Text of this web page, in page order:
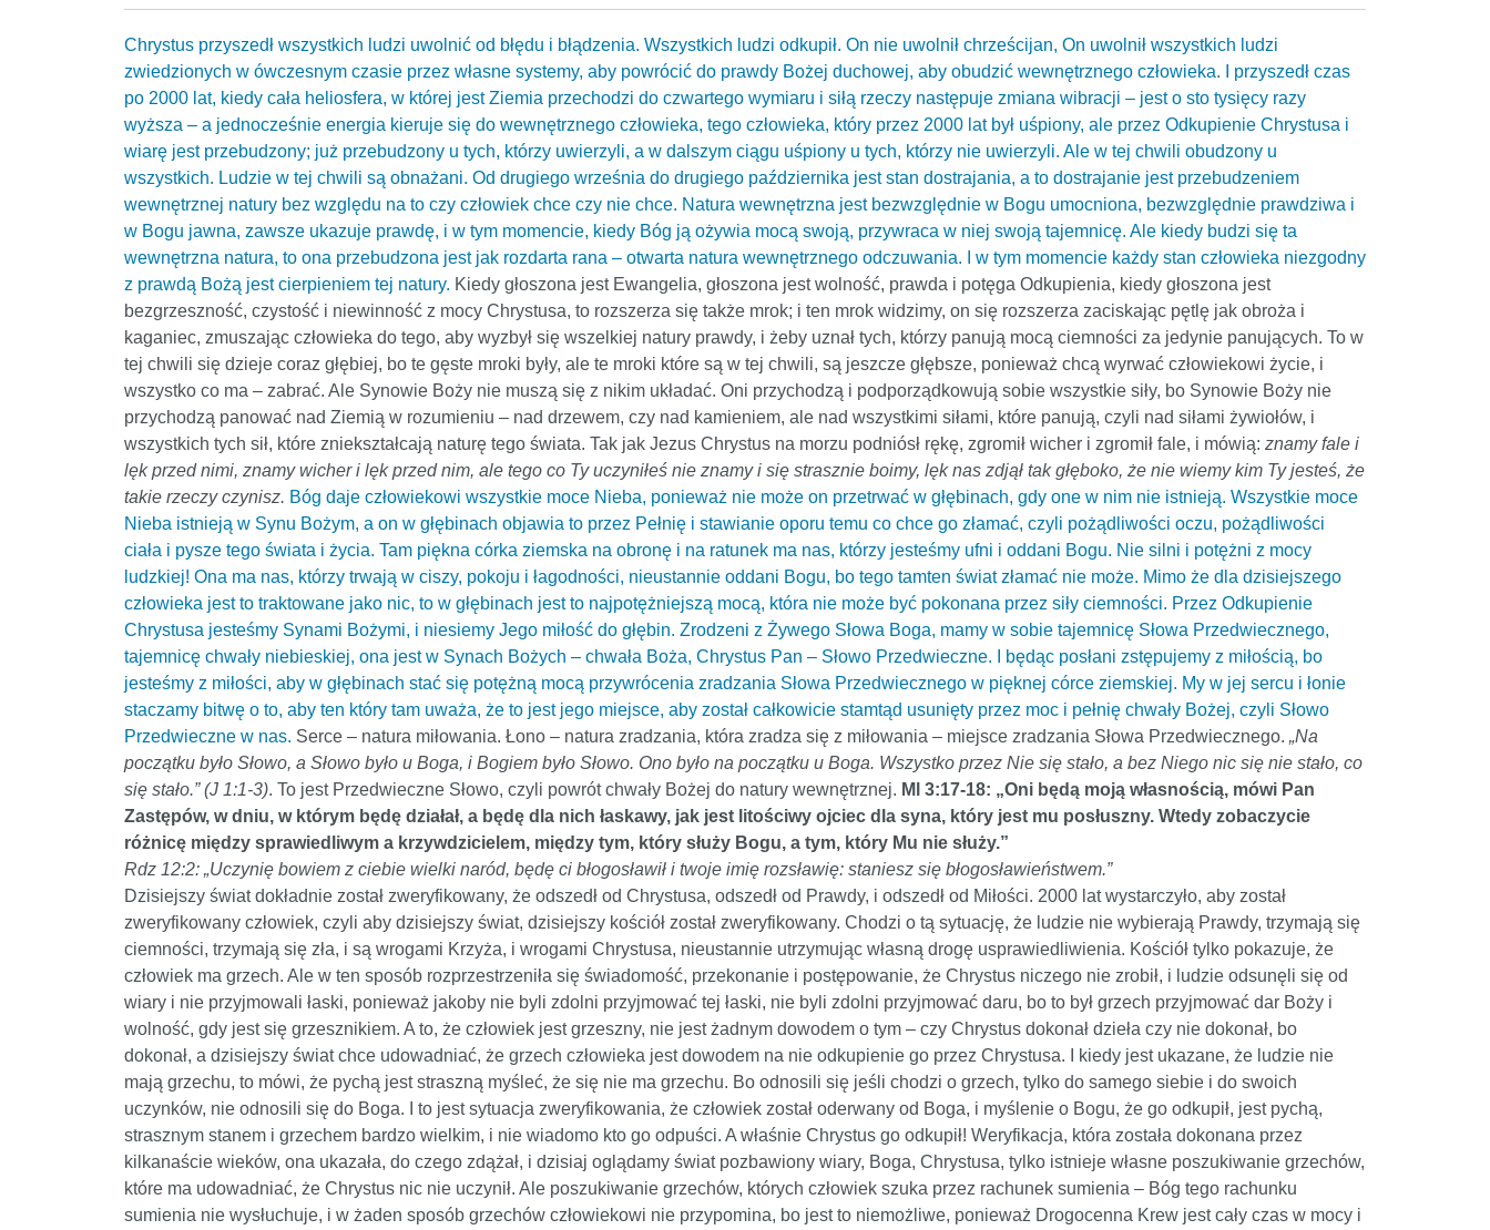
Chrystus przyszedł wszystkich ludzi uwolnić od błędu i błądzenia. Wszystkich ludzi odkupił. On nie uwolnił chrześcijan, On uwolnił wszystkich ludzi
zwiedzionych w ówczesnym czasie przez własne systemy, aby powrócić do prawdy Bożej duchowej, aby obudzić wewnętrznego człowieka. I przyszedł czas
po 2000 lat, kiedy cała heliosfera, w której jest Ziemia przechodzi do czwartego wymiaru i siłą rzeczy następuje zmiana wibracji – jest o sto tysięcy razy
wyższa – a jednocześnie energia kieruje się do wewnętrznego człowieka, tego człowieka, który przez 2000 lat był uśpiony, ale przez Odkupienie Chrystusa i
wiarę jest przebudzony; już przebudzony u tych, którzy uwierzyli, a w dalszym ciągu uśpiony u tych, którzy nie uwierzyli. Ale w tej chwili obudzony u
wszystkich. Ludzie w tej chwili są obnażani. Od drugiego września do drugiego października jest stan dostrajania, a to dostrajanie jest przebudzeniem
wewnętrznej natury bez względu na to czy człowiek chce czy nie chce. Natura wewnętrzna jest bezwzględnie w Bogu umocniona, bezwzględnie prawdziwa i
w Bogu jawna, zawsze ukazuje prawdę, i w tym momencie, kiedy Bóg ją ożywia mocą swoją, przywraca w niej swoją tajemnicę. Ale kiedy budzi się ta
wewnętrzna natura, to ona przebudzona jest jak rozdarta rana – otwarta natura wewnętrznego odczuwania. I w tym momencie każdy stan człowieka niezgodny
z prawdą Bożą jest cierpieniem tej natury. Kiedy głoszona jest Ewangelia, głoszona jest wolność, prawda i potęga Odkupienia, kiedy głoszona jest
bezgrzeszność, czystość i niewinność z mocy Chrystusa, to rozszerza się także mrok; i ten mrok widzimy, on się rozszerza zaciskając pętlę jak obroża i
kaganiec, zmuszając człowieka do tego, aby wyzbył się wszelkiej natury prawdy, i żeby uznał tych, którzy panują mocą ciemności za jedynie panujących. To w
tej chwili się dzieje coraz głębiej, bo te gęste mroki były, ale te mroki które są w tej chwili, są jeszcze głębsze, ponieważ chcą wyrwać człowiekowi życie, i
wszystko co ma – zabrać. Ale Synowie Boży nie muszą się z nikim układać. Oni przychodzą i podporządkowują sobie wszystkie siły, bo Synowie Boży nie
przychodzą panować nad Ziemią w rozumieniu – nad drzewem, czy nad kamieniem, ale nad wszystkimi siłami, które panują, czyli nad siłami żywiołów, i
wszystkich tych sił, które zniekształcają naturę tego świata. Tak jak Jezus Chrystus na morzu podniósł rękę, zgromił wicher i zgromił fale, i mówią: znamy fale i
lęk przed nimi, znamy wicher i lęk przed nim, ale tego co Ty uczyniłeś nie znamy i się strasznie boimy, lęk nas zdjął tak głęboko, że nie wiemy kim Ty jesteś, że
takie rzeczy czynisz. Bóg daje człowiekowi wszystkie moce Nieba, ponieważ nie może on przetrwać w głębinach, gdy one w nim nie istnieją. Wszystkie moce
Nieba istnieją w Synu Bożym, a on w głębinach objawia to przez Pełnię i stawianie oporu temu co chce go złamać, czyli pożądliwości oczu, pożądliwości
ciała i pysze tego świata i życia. Tam piękna córka ziemska na obronę i na ratunek ma nas, którzy jesteśmy ufni i oddani Bogu. Nie silni i potężni z mocy
ludzkiej! Ona ma nas, którzy trwają w ciszy, pokoju i łagodności, nieustannie oddani Bogu, bo tego tamten świat złamać nie może. Mimo że dla dzisiejszego
człowieka jest to traktowane jako nic, to w głębinach jest to najpotężniejszą mocą, która nie może być pokonana przez siły ciemności. Przez Odkupienie
Chrystusa jesteśmy Synami Bożymi, i niesiemy Jego miłość do głębin. Zrodzeni z Żywego Słowa Boga, mamy w sobie tajemnicę Słowa Przedwiecznego,
tajemnicę chwały niebieskiej, ona jest w Synach Bożych – chwała Boża, Chrystus Pan – Słowo Przedwieczne. I będąc posłani zstępujemy z miłością, bo
jesteśmy z miłości, aby w głębinach stać się potężną mocą przywrócenia zradzania Słowa Przedwiecznego w pięknej córce ziemskiej. My w jej sercu i łonie
staczamy bitwę o to, aby ten który tam uważa, że to jest jego miejsce, aby został całkowicie stamtąd usunięty przez moc i pełnię chwały Bożej, czyli Słowo
Przedwieczne w nas. Serce – natura miłowania. Łono – natura zradzania, która zradza się z miłowania – miejsce zradzania Słowa Przedwiecznego. „Na
początku było Słowo, a Słowo było u Boga, i Bogiem było Słowo. Ono było na początku u Boga. Wszystko przez Nie się stało, a bez Niego nic się nie stało, co
się stało.” (J 1:1-3). To jest Przedwieczne Słowo, czyli powrót chwały Bożej do natury wewnętrznej. Ml 3:17-18: „Oni będą moją własnością, mówi Pan
Zastępów, w dniu, w którym będę działał, a będę dla nich łaskawy, jak jest litościwy ojciec dla syna, który jest mu posłuszny. Wtedy zobaczycie
różnicę między sprawiedliwym a krzywdzicielem, między tym, który służy Bogu, a tym, który Mu nie służy.”
Rdz 12:2: „Uczynię bowiem z ciebie wielki naród, będę ci błogosławił i twoje imię rozsławię: staniesz się błogosławieństwem.”
Dzisiejszy świat dokładnie został zweryfikowany, że odszedł od Chrystusa, odszedł od Prawdy, i odszedł od Miłości. 2000 lat wystarczyło, aby został
zweryfikowany człowiek, czyli aby dzisiejszy świat, dzisiejszy kościół został zweryfikowany. Chodzi o tą sytuację, że ludzie nie wybierają Prawdy, trzymają się
ciemności, trzymają się zła, i są wrogami Krzyża, i wrogami Chrystusa, nieustannie utrzymując własną drogę usprawiedliwienia. Kościół tylko pokazuje, że
człowiek ma grzech. Ale w ten sposób rozprzestrzeniła się świadomość, przekonanie i postępowanie, że Chrystus niczego nie zrobił, i ludzie odsunęli się od
wiary i nie przyjmowali łaski, ponieważ jakoby nie byli zdolni przyjmować tej łaski, nie byli zdolni przyjmować daru, bo to był grzech przyjmować dar Boży i
wolność, gdy jest się grzesznikiem. A to, że człowiek jest grzeszny, nie jest żadnym dowodem o tym – czy Chrystus dokonał dzieła czy nie dokonał, bo
dokonał, a dzisiejszy świat chce udowadniać, że grzech człowieka jest dowodem na nie odkupienie go przez Chrystusa. I kiedy jest ukazane, że ludzie nie
mają grzechu, to mówi, że pychą jest straszną myśleć, że się nie ma grzechu. Bo odnosili się jeśli chodzi o grzech, tylko do samego siebie i do swoich
uczynków, nie odnosili się do Boga. I to jest sytuacja zweryfikowania, że człowiek został oderwany od Boga, i myślenie o Bogu, że go odkupił, jest pychą,
strasznym stanem i grzechem bardzo wielkim, i nie wiadomo kto go odpuści. A właśnie Chrystus go odkupił! Weryfikacja, która została dokonana przez
kilkanaście wieków, ona ukazała, do czego zdążał, i dzisiaj oglądamy świat pozbawiony wiary, Boga, Chrystusa, tylko istnieje własne poszukiwanie grzechów,
które ma udowadniać, że Chrystus nic nie uczynił. Ale poszukiwanie grzechów, których człowiek szuka przez rachunek sumienia – Bóg tego rachunku
sumienia nie wysłuchuje, i w żaden sposób grzechów człowiekowi nie przypomina, bo jest to niemożliwe, ponieważ Drogocenna Krew jest cały czas w mocy i